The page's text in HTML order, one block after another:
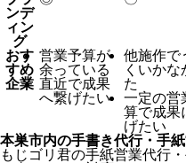
ンデ
ィン
グ
おす
すめ
企業
営業予算が
余っている
直近で成果
へ繋げたい
他施作で
くいかな
た
一定の営
算で成果
げたい
本巣市内の手書き代行・手
もじゴリ君の手紙営業代行